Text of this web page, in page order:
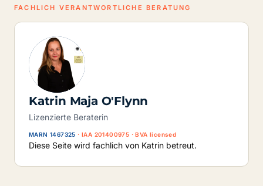
FACHLICH VERANTWORTLICHE BERATUNG
Katrin Maja O'Flynn
Lizenzierte Beraterin
MARN 1467325 · IAA 201400975 · BVA licensed
Diese Seite wird fachlich von Katrin betreut.